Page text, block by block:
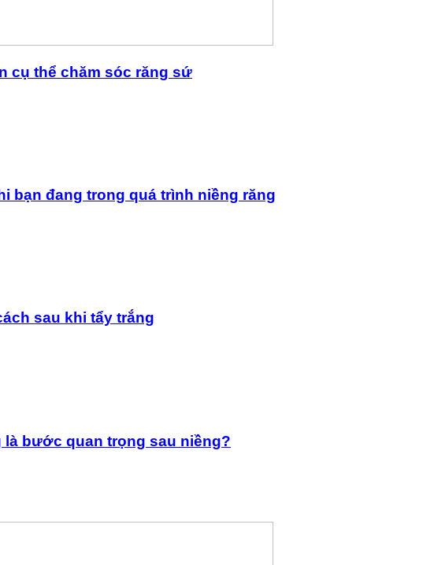
cụ thể chăm sóc răng sứ
bạn đang trong quá trình niềng răng
sau khi tẩy trắng
bước quan trọng sau niềng?